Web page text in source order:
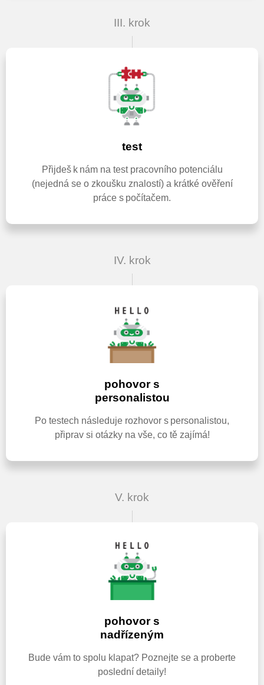
III. krok
test
Přijdeš k nám na test pracovního potenciálu
(nejedná se o zkoušku znalostí) a krátké ověření
práce s počítačem.
IV. krok
pohovor s
personalistou
Po testech následuje rozhovor s personalistou,
připrav si otázky na vše, co tě zajímá!
V. krok
pohovor s
nadřízeným
Bude vám to spolu klapat? Poznejte se a proberte
poslední detaily!